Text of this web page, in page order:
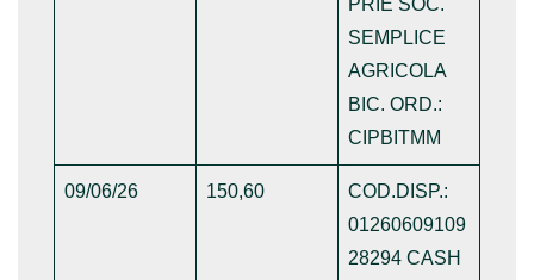
PRIE SOC.
SEMPLICE
AGRICOLA
BIC. ORD.:
CIPBITMM
09/06/26 150,60
COD.DISP.:
01260609109
28294 CASH